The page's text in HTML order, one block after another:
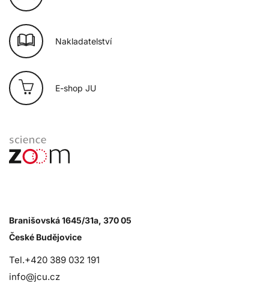
Nakladatelství
E-shop JU
Branišovská 1645/31a, 370 05
České Budějovice
Tel.+420 389 032 191
info@jcu.cz